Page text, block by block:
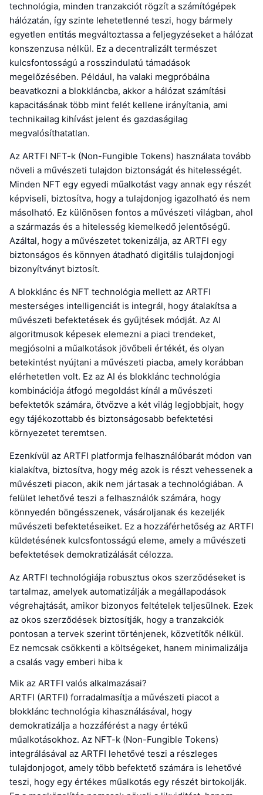
technológia, minden tranzakciót rögzít a számítógépek
hálózatán, így szinte lehetetlenné teszi, hogy bármely
egyetlen entitás megváltoztassa a feljegyzéseket a hálózat
konszenzusa nélkül. Ez a decentralizált természet
kulcsfontosságú a rosszindulatú támadások
megelőzésében. Például, ha valaki megpróbálna
beavatkozni a blokkláncba, akkor a hálózat számítási
kapacitásának több mint felét kellene irányítania, ami
technikailag kihívást jelent és gazdaságilag
megvalósíthatatlan.
Az ARTFI NFT-k (Non-Fungible Tokens) használata tovább
növeli a művészeti tulajdon biztonságát és hitelességét.
Minden NFT egy egyedi műalkotást vagy annak egy részét
képviseli, biztosítva, hogy a tulajdonjog igazolható és nem
másolható. Ez különösen fontos a művészeti világban, ahol
a származás és a hitelesség kiemelkedő jelentőségű.
Azáltal, hogy a művészetet tokenizálja, az ARTFI egy
biztonságos és könnyen átadható digitális tulajdonjogi
bizonyítványt biztosít.
A blokklánc és NFT technológia mellett az ARTFI
mesterséges intelligenciát is integrál, hogy átalakítsa a
művészeti befektetések és gyűjtések módját. Az AI
algoritmusok képesek elemezni a piaci trendeket,
megjósolni a műalkotások jövőbeli értékét, és olyan
betekintést nyújtani a művészeti piacba, amely korábban
elérhetetlen volt. Ez az AI és blokklánc technológia
kombinációja átfogó megoldást kínál a művészeti
befektetők számára, ötvözve a két világ legjobbjait, hogy
egy tájékozottabb és biztonságosabb befektetési
környezetet teremtsen.
Ezenkívül az ARTFI platformja felhasználóbarát módon van
kialakítva, biztosítva, hogy még azok is részt vehessenek a
művészeti piacon, akik nem jártasak a technológiában. A
felület lehetővé teszi a felhasználók számára, hogy
könnyedén böngésszenek, vásároljanak és kezeljék
művészeti befektetéseiket. Ez a hozzáférhetőség az ARTFI
küldetésének kulcsfontosságú eleme, amely a művészeti
befektetések demokratizálását célozza.
Az ARTFI technológiája robusztus okos szerződéseket is
tartalmaz, amelyek automatizálják a megállapodások
végrehajtását, amikor bizonyos feltételek teljesülnek. Ezek
az okos szerződések biztosítják, hogy a tranzakciók
pontosan a tervek szerint történjenek, közvetítők nélkül.
Ez nemcsak csökkenti a költségeket, hanem minimalizálja
a csalás vagy emberi hiba k
Mik az ARTFI valós alkalmazásai?
ARTFI (ARTFI) forradalmasítja a művészeti piacot a
blokklánc technológia kihasználásával, hogy
demokratizálja a hozzáférést a nagy értékű
műalkotásokhoz. Az NFT-k (Non-Fungible Tokens)
integrálásával az ARTFI lehetővé teszi a részleges
tulajdonjogot, amely több befektető számára is lehetővé
teszi, hogy egy értékes műalkotás egy részét birtokolják.